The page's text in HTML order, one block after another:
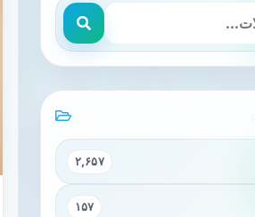
۲,۶۵۷
۱۵۷